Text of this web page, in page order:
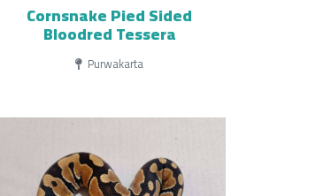
Cornsnake Pied Sided
Bloodred Tessera
Purwakarta